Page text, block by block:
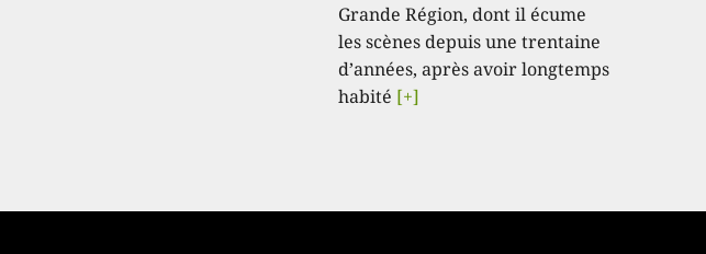
Grande Région, dont il écume
les scènes depuis une trentaine
d’années, après avoir longtemps
habité [+]